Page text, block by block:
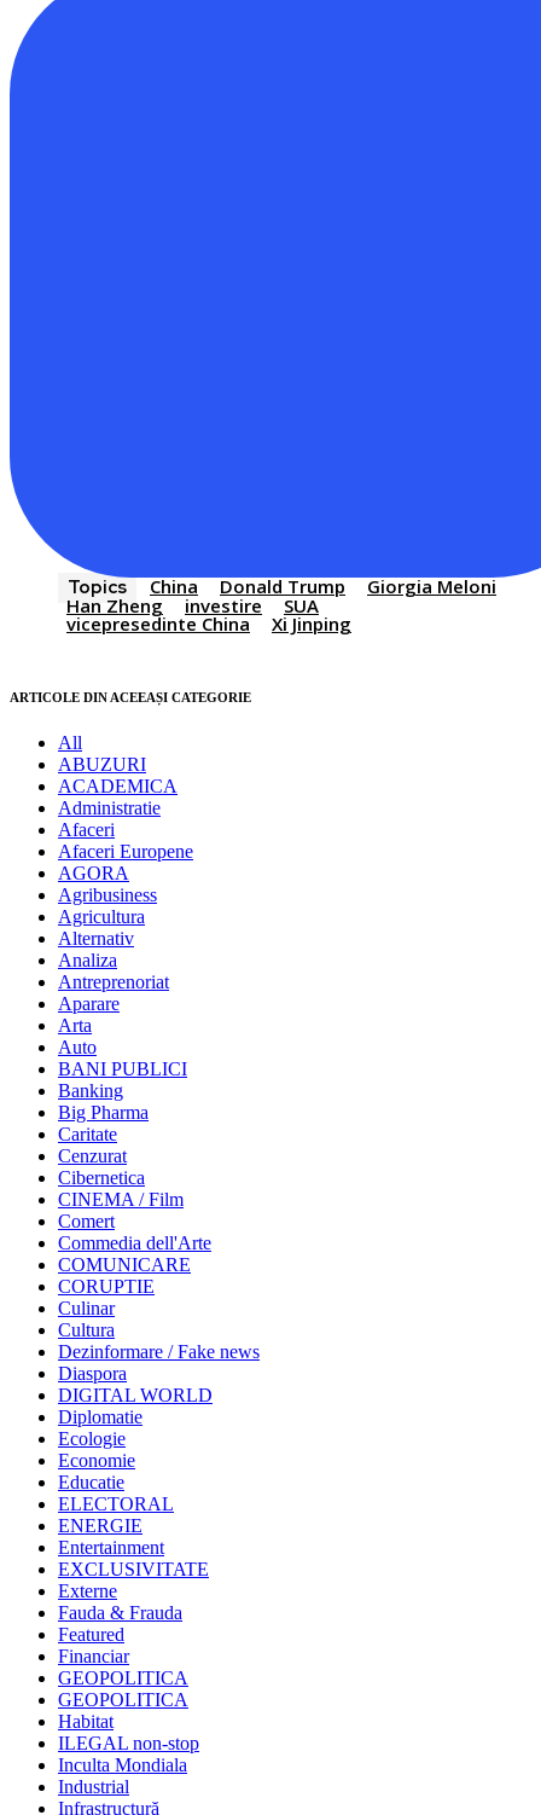
Topics China Donald Trump
Giorgia Meloni
Han Zheng
investire SUA
vicepresedinte China Xi Jinping
ARTICOLE DIN ACEEAȘI CATEGORIE
All
ABUZURI
ACADEMICA
Administratie
Afaceri
Afaceri Europene
AGORA
Agribusiness
Agricultura
Alternativ
Analiza
Antreprenoriat
Aparare
Arta
Auto
BANI PUBLICI
Banking
Big Pharma
Caritate
Cenzurat
Cibernetica
CINEMA / Film
Comert
Commedia dell'Arte
COMUNICARE
CORUPTIE
Culinar
Cultura
Dezinformare / Fake news
Diaspora
DIGITAL WORLD
Diplomatie
Ecologie
Economie
Educatie
ELECTORAL
ENERGIE
Entertainment
EXCLUSIVITATE
Externe
Fauda & Frauda
Featured
Financiar
GEOPOLITICA
GEOPOLITICA
Habitat
ILEGAL non-stop
Inculta Mondiala
Industrial
Infrastructură